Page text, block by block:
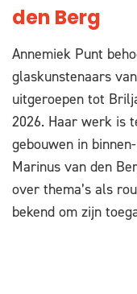
den Berg
Annemiek Punt
glaskunstenaars
uitgeroepen tot
2026. Haar werk is
gebouwen in
Marinus van den
over thema’s als
bekend om zijn